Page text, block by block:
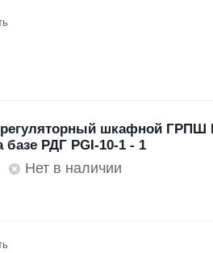
шкафной ГРПШ
РДГ PGI-10-1 - 1
Нет в наличии